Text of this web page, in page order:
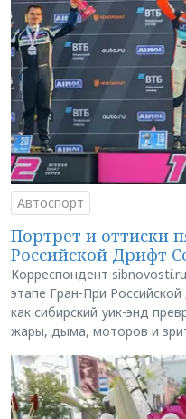
Автоспорт
Портрет и оттиски
Российской Дрифт
Корреспондент
этапе Гран-При
как сибирский уик-энд
жары, дыма, моторов и